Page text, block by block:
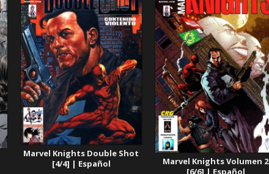
Marvel Knights Double Shot
[4/4] | Español
Marvel Knights Volumen 2
[6/6] | Español